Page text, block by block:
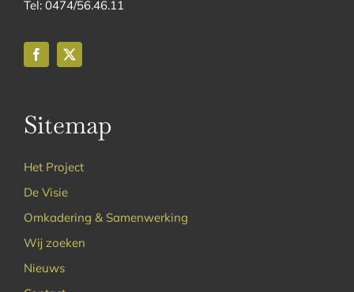
Tel: 0474/56.46.11
Sitemap
Het Project
De Visie
Omkadering & Samenwerking
Wij zoeken
Nieuws